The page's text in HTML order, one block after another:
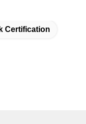
Certification